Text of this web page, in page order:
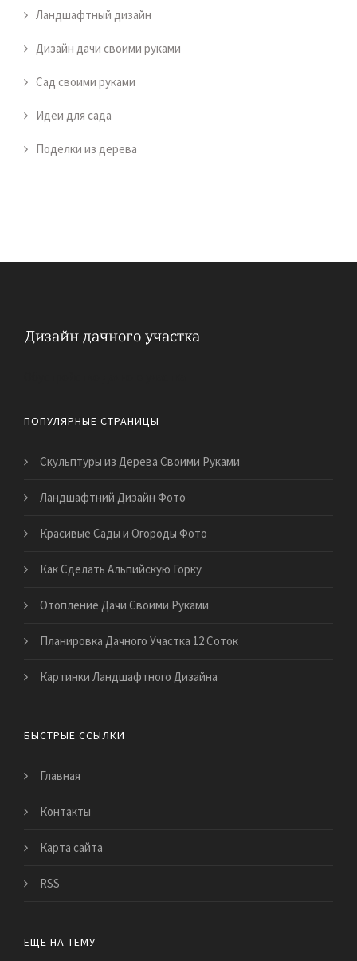
Ландшафтный дизайн
Дизайн дачи своими руками
Сад своими руками
Идеи для сада
Поделки из дерева
ПОПУЛЯРНЫЕ СТРАНИЦЫ
Скульптуры из Дерева Своими Руками
Ландшафтний Дизайн Фото
Красивые Сады и Огороды Фото
Как Сделать Альпийскую Горку
Отопление Дачи Своими Руками
Планировка Дачного Участка 12 Соток
Картинки Ландшафтного Дизайна
БЫСТРЫЕ ССЫЛКИ
Главная
Контакты
Карта сайта
RSS
ЕЩЕ НА ТЕМУ